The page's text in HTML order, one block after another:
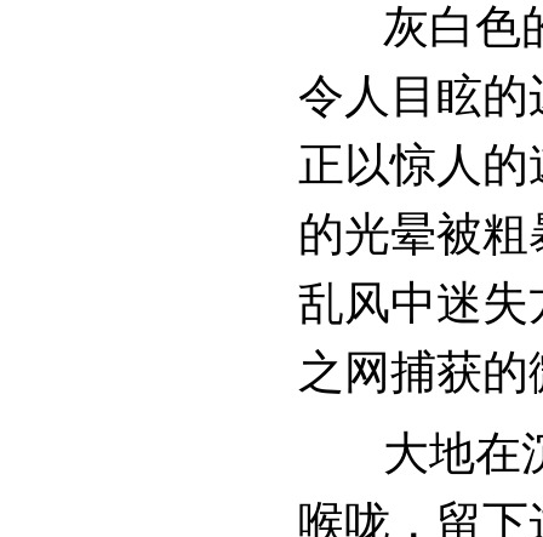
灰白色的
令人目眩
正以惊人
的光晕被
乱风中迷
之网捕获
大地在沉
喉咙，留